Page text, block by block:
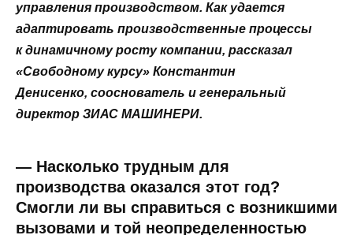
управления производством. Как удается
адаптировать производственные процессы
к динамичному росту компании, рассказал
«Свободному курсу» Константин
Денисенко, сооснователь и генеральный
директор ЗИАС МАШИНЕРИ.
— Насколько трудным для
производства оказался этот год?
Смогли ли вы справиться с возникшими
вызовами и той неопределенностью